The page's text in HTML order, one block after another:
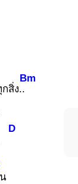
สิ่ง..
Bm
D